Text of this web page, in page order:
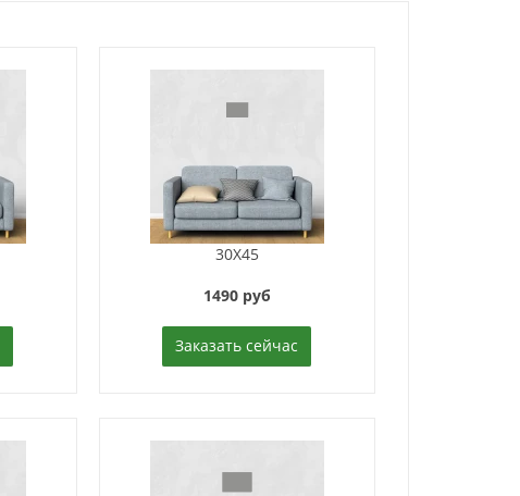
30X45
1490 руб
Заказать сейчас